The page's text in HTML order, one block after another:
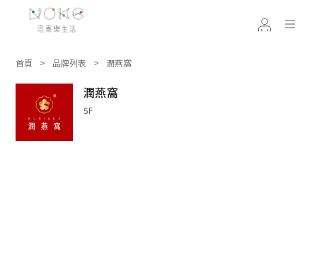
首頁 品牌列表 潤燕窩
潤燕窩
5F